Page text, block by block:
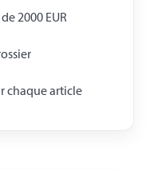
2000 EUR
chaque article